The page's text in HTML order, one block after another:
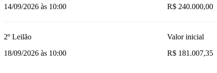
14/09/2026 às 10:00
R$ 240.000,00
2º Leilão
18/09/2026 às 10:00
Valor inicial
R$ 181.007,35